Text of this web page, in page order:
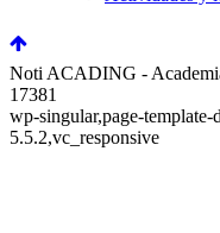
Noti ACADING -
17381
wp-singular,page-
5.5.2,vc_responsive